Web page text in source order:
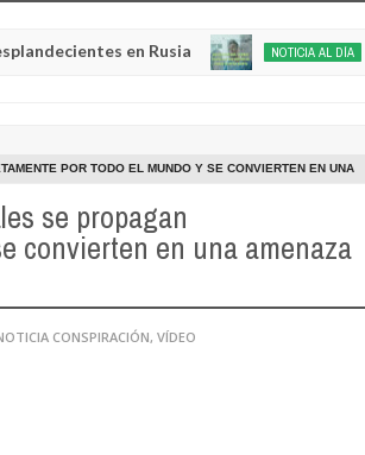
en Rusia NOTICIA AL DÍA Habló
POR TODO EL MUNDO Y SE CONVIERTEN EN UNA
se propagan
convierten en una amenaza
CONSPIRACIÓN, VÍDEO